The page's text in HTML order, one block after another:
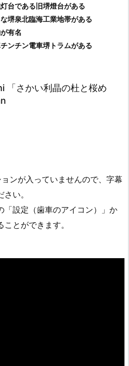
台である旧堺燈台がある
堺泉北臨海工業地帯がある
有名
ンチン電車堺トラムがある
「さかい利晶の杜と桜め
ンが入っていませんので、字幕
い。
「設定（歯車のアイコン）」か
とができます。